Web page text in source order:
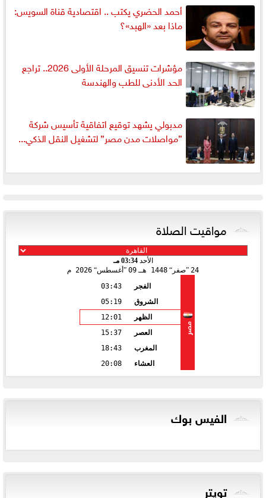
أحمد الحضري يكتب .. اقتصادية قناة السويس:
ماذا بعد «الهبد»؟
مؤشرات تنسيق المرحلة الأولى 2026.. تراجع
الحد الأدنى للطب والهندسة
مدبولي يشهد توقيع اتفاقية تأسيس شركة
”مواصلات مدن مصر” لتشغيل النقل الذكي...
مواقيت الصلاة
الأحد03:34 مـ
24 صفر 1448 هـ 09 أغسطس 2026 م
مصر
الفجر
03:43
الشروق
05:19
الظهر
12:01
العصر
15:37
المغرب
18:43
العشاء
20:08
الفيس بوك
تويتر